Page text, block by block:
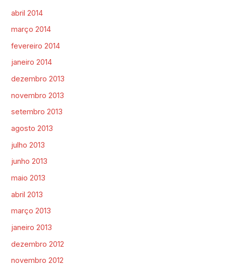
abril 2014
março 2014
fevereiro 2014
janeiro 2014
dezembro 2013
novembro 2013
setembro 2013
agosto 2013
julho 2013
junho 2013
maio 2013
abril 2013
março 2013
janeiro 2013
dezembro 2012
novembro 2012